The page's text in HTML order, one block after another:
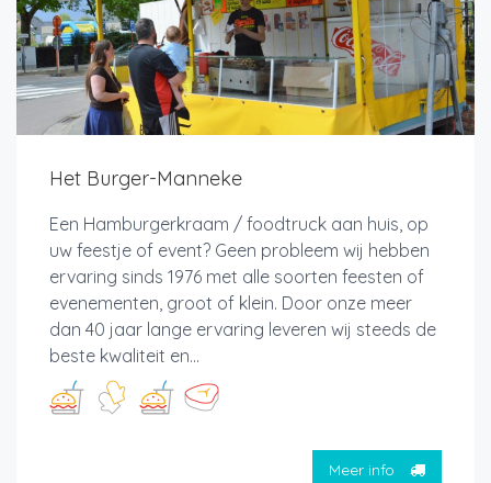
Het Burger-Manneke
Een Hamburgerkraam / foodtruck aan huis, op
uw feestje of event? Geen probleem wij hebben
ervaring sinds 1976 met alle soorten feesten of
evenementen, groot of klein. Door onze meer
dan 40 jaar lange ervaring leveren wij steeds de
beste kwaliteit en...
Meer info